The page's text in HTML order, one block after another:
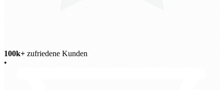
100k+ zufriedene Kunden
•